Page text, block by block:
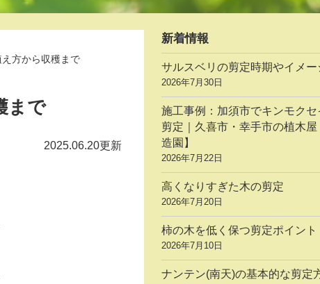
方から収穫まで
まで
2025.06.20更新
新着情報
サルスベリの剪定時期やイメー
2026年7月30日
施工事例：加須市でキンモクセ
剪定｜久喜市・幸手市の植木屋
造園】
2026年7月22日
高くなりすぎた木の剪定
2026年7月20日
柿の木を低く保つ剪定ポイント
2026年7月10日
ナンテン(南天)の基本的な剪定